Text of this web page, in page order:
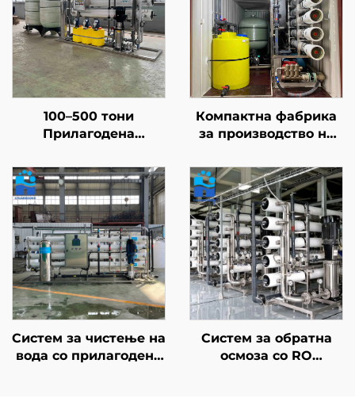
100–500 тони
Прилагодена
водна почистувачка
постројка, постројка
за третман на вода,
систем за обратна
осмоза, водни
почистувачи со RO
мембрана
Компактна фабрика
за производство на
RO-уред за
дезолација, опрема
за дезолација на
подземни води и
бунари, машина за
обратна осмоза
Систем за чистење на
вода со прилагодена
Систем за обратна
осмоза со RO